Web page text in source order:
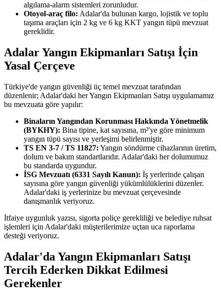
algılama-alarm sistemleri zorunludur.
Otoyol-araç filo: Adalar'da bulunan kargo, lojistik ve toplu
taşıma araçları için 2 kg ve 6 kg KKT yangın tüpü mevzuat
gereklidir.
Adalar Yangın Ekipmanları Satışı İçin
Yasal Çerçeve
Türkiye'de yangın güvenliği üç temel mevzuat tarafından
düzenlenir; Adalar'daki her Yangın Ekipmanları Satışı uygulamamız
bu mevzuata göre yapılır:
Binaların Yangından Korunması Hakkında Yönetmelik
(BYKHY): Bina tipine, kat sayısına, m²'ye göre minimum
yangın tüpü sayısı ve yerleşimi belirlenmiştir.
TS EN 3-7 / TS 11827: Yangın söndürme cihazlarının üretim,
dolum ve bakım standartlarıdır. Adalar'daki her dolumumuz
bu standarda uygundur.
İSG Mevzuatı (6331 Sayılı Kanun): İş yerlerinde çalışan
sayısına göre yangın güvenliği yükümlülüklerini düzenler.
Adalar'daki iş yerlerinize bu mevzuat çerçevesinde
danışmanlık veriyoruz.
İtfaiye uygunluk yazısı, sigorta poliçe gerekliliği ve belediye ruhsat
işlemleri için Adalar'daki müşterilerimize uçtan uca raporlama
desteği veriyoruz.
Adalar'da Yangın Ekipmanları Satışı
Tercih Ederken Dikkat Edilmesi
Gerekenler